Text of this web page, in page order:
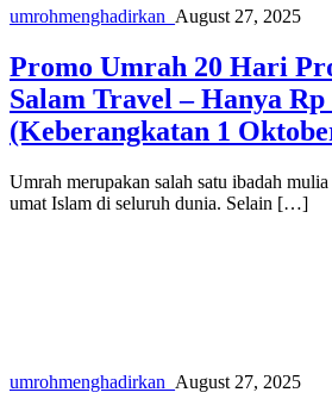
umrohmenghadirkan_ August 27, 2025
Promo Umrah 20 Hari
Salam Travel – Hanya Rp
(Keberangkatan 1
Umrah merupakan salah satu ibadah
umat Islam di seluruh dunia. Selain […]
umrohmenghadirkan_ August 27, 2025